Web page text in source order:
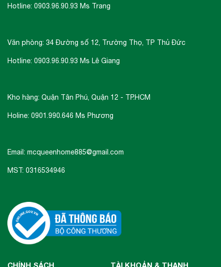
Hotline: 0903.96.90.93 Ms Trang
Văn phòng: 34 Đường số 12, Trường Thọ, TP Thủ Đức
Hotline: 0903.96.90.93 Ms Lê Giang
Kho hàng: Quận Tân Phú, Quận 12 - TP.HCM
Holine: 0901.990.646 Ms Phương
Email: mcqueenhome885@gmail.com
MST: 0316534946
CHÍNH SÁCH TÀI KHOẢN & THANH